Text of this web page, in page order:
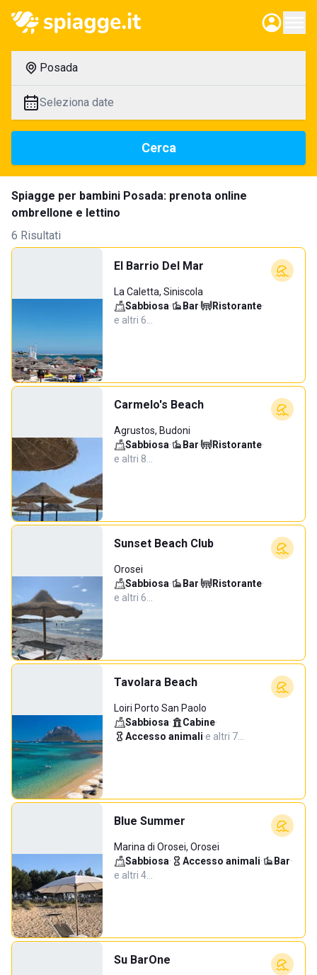
Posada
Seleziona date
Cerca
Spiagge per bambini Posada: prenota online
ombrellone e lettino
6 Risultati
El Barrio Del Mar
La Caletta, Siniscola
Sabbiosa· Bar· Ristorante·
e altri 6…
Carmelo's Beach
Agrustos, Budoni
Sabbiosa· Bar· Ristorante·
e altri 8…
Sunset Beach Club
Orosei
Sabbiosa· Bar· Ristorante·
e altri 6…
Tavolara Beach
Loiri Porto San Paolo
Sabbiosa· Cabine·
Accesso animali·e altri 7…
Blue Summer
Marina di Orosei, Orosei
Sabbiosa· Accesso animali· Bar·
e altri 4…
Su BarOne